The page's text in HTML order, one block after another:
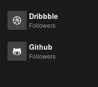
Dribbble
Followers
Github
Followers